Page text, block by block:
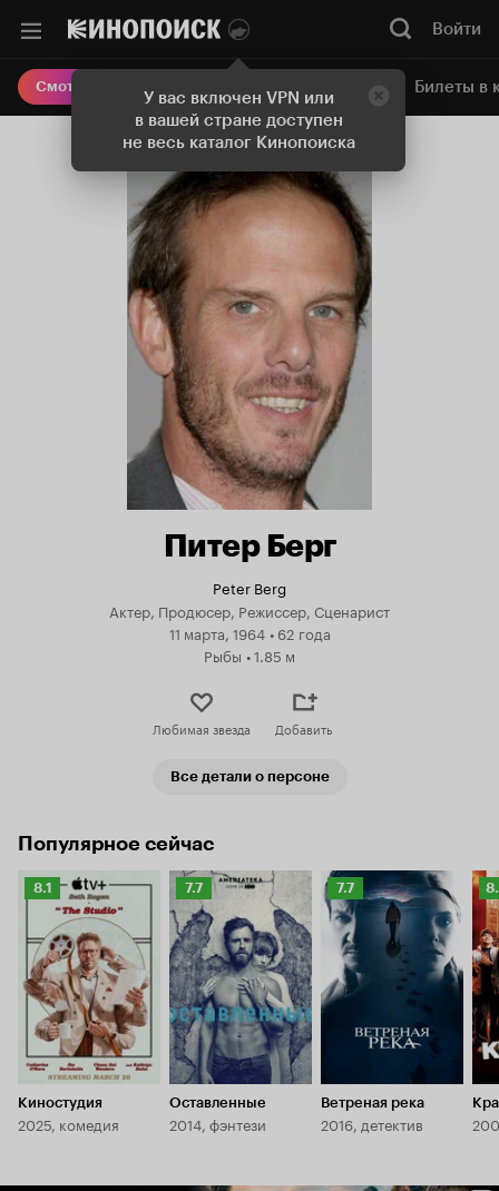
У вас включен VPN или
в вашей стране доступен
не весь каталог Кинопоиска
Войти
Смотреть кино Онлайн-кинотеатр Билеты в
Питер Берг
Peter Berg
Актер, Продюсер, Режиссер, Сценарист
11 марта, 1964 • 62 года
Рыбы •1.85 м
Любимая звезда Добавить
Все детали о персоне
Популярное сейчас
Рейтинг
Кинопоиска
8.1
8.1
Киностудия
2025, комедия
Рейтинг
Кинопоиска
7.7
7.7
Оставленные
2014, фэнтези
Рейтинг
Кинопоиска
7.7
7.7
Ветреная река
2016, детектив